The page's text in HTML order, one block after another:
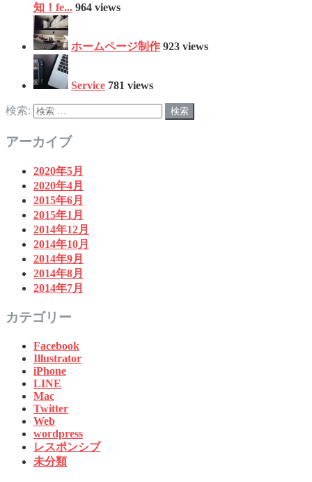
知！fe... 964 views
ホームページ制作 923 views
Service 781 views
検索:
アーカイブ
2020年5月
2020年4月
2015年6月
2015年1月
2014年12月
2014年10月
2014年9月
2014年8月
2014年7月
カテゴリー
Facebook
Illustrator
iPhone
LINE
Mac
Twitter
Web
wordpress
レスポンシブ
未分類